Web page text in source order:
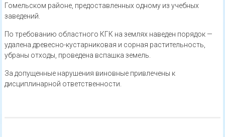
Гомельском районе, предоставленных одному из учебных
заведений.
По требованию областного КГК на землях наведен порядок —
удалена древесно-кустарниковая и сорная растительность,
убраны отходы, проведена вспашка земель.
За допущенные нарушения виновные привлечены к
дисциплинарной ответственности.